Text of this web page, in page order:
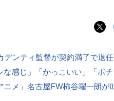
ニメ」名古屋FW柿谷曜一朗が